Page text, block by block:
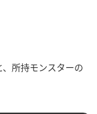
所持モンスターの